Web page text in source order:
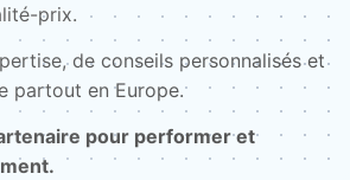
prix.
de conseils personnalisés et
partout en Europe.
pour performer et